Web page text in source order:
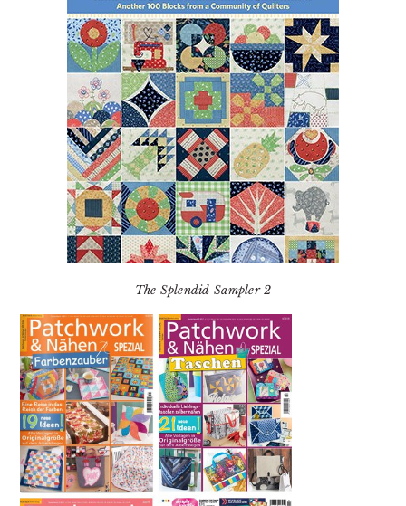
The Splendid Sampler 2